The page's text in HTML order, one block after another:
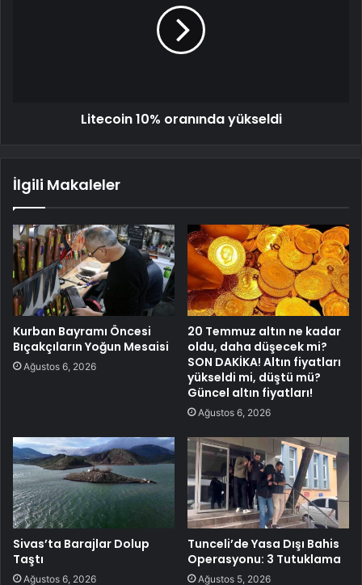
Litecoin 10% oranında yükseldi
İlgili Makaleler
Kurban Bayramı Öncesi
Bıçakçıların Yoğun Mesaisi
Ağustos 6, 2026
20 Temmuz altın ne kadar
oldu, daha düşecek mi?
SON DAKİKA! Altın fiyatları
yükseldi mi, düştü mü?
Güncel altın fiyatları!
Ağustos 6, 2026
Sivas’ta Barajlar Dolup
Taştı
Ağustos 6, 2026
Tunceli’de Yasa Dışı Bahis
Operasyonu: 3 Tutuklama
Ağustos 5, 2026